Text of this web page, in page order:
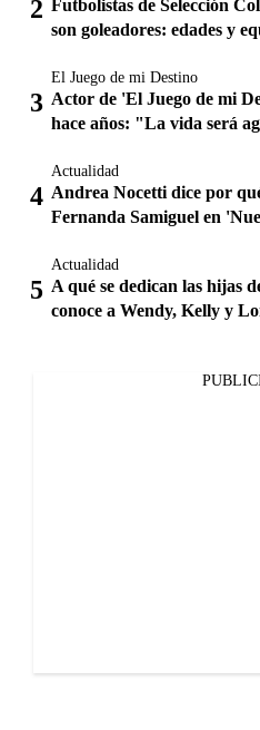
Futbolistas de Selección
son goleadores: edades y
El Juego de mi Destino
Actor de 'El Juego de mi
hace años: "La vida será
Actualidad
Andrea Nocetti dice por
Fernanda Samiguel en
Actualidad
A qué se dedican las hijas
conoce a Wendy, Kelly y